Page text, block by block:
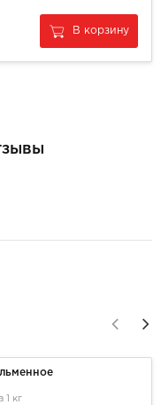
В корзину
1 кг